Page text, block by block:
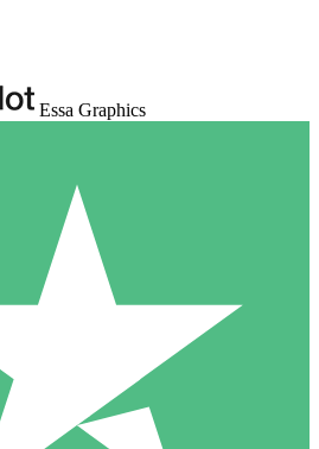
Essa Graphics